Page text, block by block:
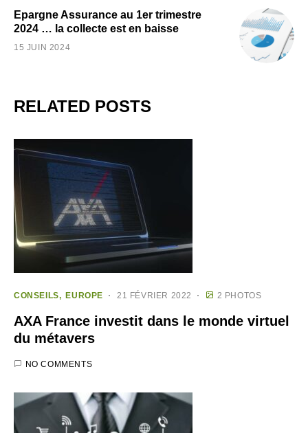
Epargne Assurance au 1er trimestre
2024 … la collecte est en baisse
15 JUIN 2024
RELATED POSTS
CONSEILS EUROPE 21 FÉVRIER 2022 2 PHOTOS
AXA France investit dans le monde virtuel
du métavers
NO COMMENTS